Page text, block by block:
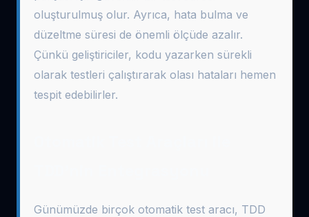
oluşturulmuş olur. Ayrıca, hata bulma ve
düzeltme süresi de önemli ölçüde azalır.
Çünkü geliştiriciler, kodu yazarken sürekli
olarak testleri çalıştırarak olası hataları hemen
tespit edebilirler.
Günümüzde birçok otomatik test aracı, TDD